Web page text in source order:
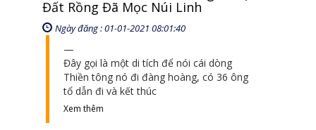
Ngày đăng : 25-09-2021 03:09:14
các cháu muốn trải nghiệm ghi danh với
Ban trực tại Chùa thì sẽ được trải nghiệm
Đường về Phật giới, không điều kiện gì cả.
Xem thêm